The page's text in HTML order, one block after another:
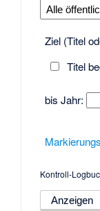
Ziel (Titel
Titel
bis Jahr:
Markierungs
Kontroll-